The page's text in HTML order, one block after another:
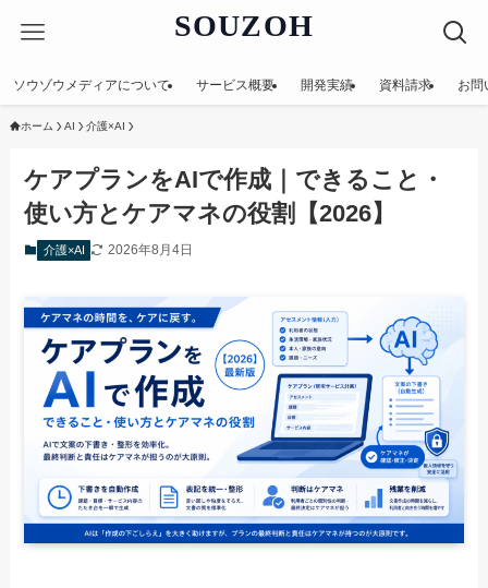
SOUZOH
ソウゾウメディアについて サービス概要 開発実績 資料請求 お問
ホーム AI 介護×AI
ケアプランをAIで作成｜できること・
使い方とケアマネの役割【2026】
介護×AI 2026年8月4日